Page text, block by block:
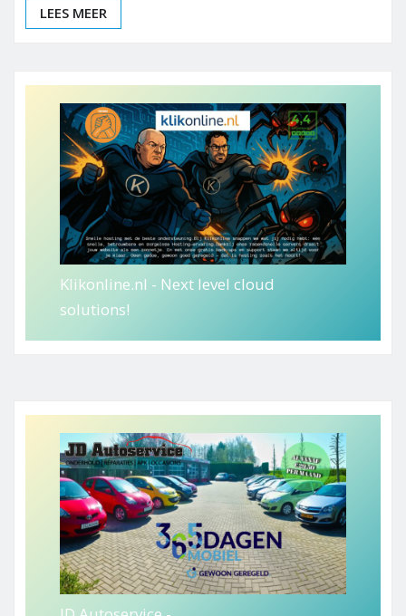
LEES MEER
Klikonline.nl - Next level cloud
solutions!